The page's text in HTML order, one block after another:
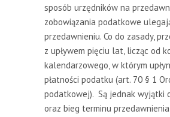
sposób urzędników na
zobowiązania podatkowe
przedawnieniu. Co do zasady,
z upływem pięciu lat, licząc od
kalendarzowego, w którym
płatności podatku (art. 70 § 1
podatkowej). Są jednak wyjątki
oraz bieg terminu